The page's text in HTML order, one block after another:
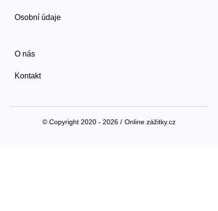
Osobní údaje
O nás
Kontakt
© Copyright 2020 - 2026 / Online zážitky.cz